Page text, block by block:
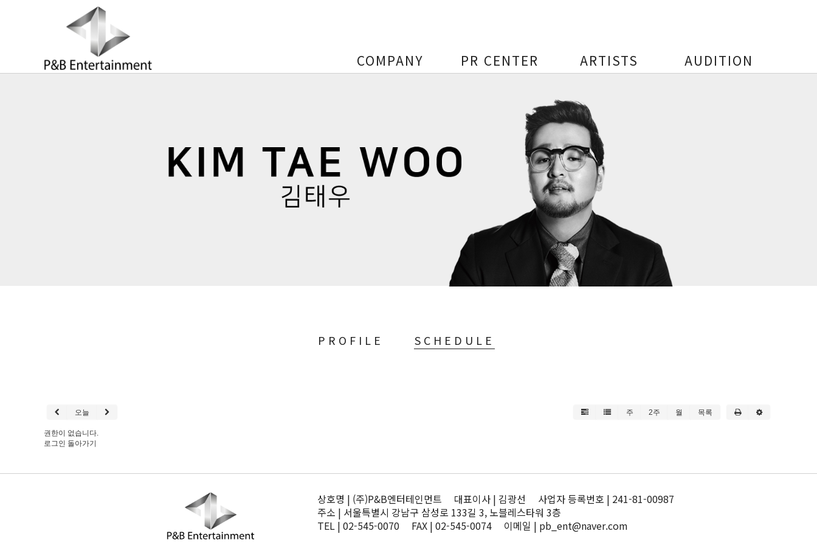
COMPANY PR CENTER ARTISTS AUDITION
PROFILE SCHEDULE
오늘 주 2주 월 목록
권한이 없습니다.
로그인 돌아가기
상호명 | (주)P&B엔터테인먼트 대표이사 | 김광선 사업자 등록번호 | 241-81-00987
주소 | 서울특별시 강남구 삼성로 133길 3, 노블레스타워 3층
TEL | 02-545-0070 FAX | 02-545-0074 이메일 | pb_ent@naver.com